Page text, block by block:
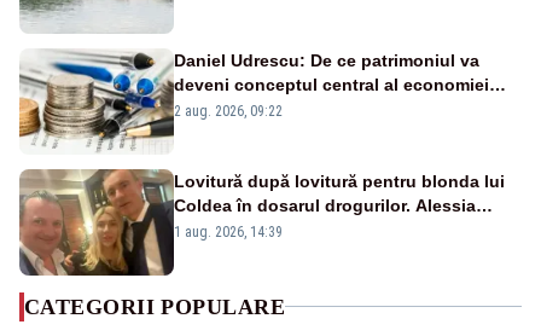
Daniel Udrescu: De ce patrimoniul va
deveni conceptul central al economiei
viitoare?
2 aug. 2026, 09:22
Lovitură după lovitură pentru blonda lui
Coldea în dosarul drogurilor. Alessia
Păcuraru explică decizia magistraților
1 aug. 2026, 14:39
CATEGORII POPULARE